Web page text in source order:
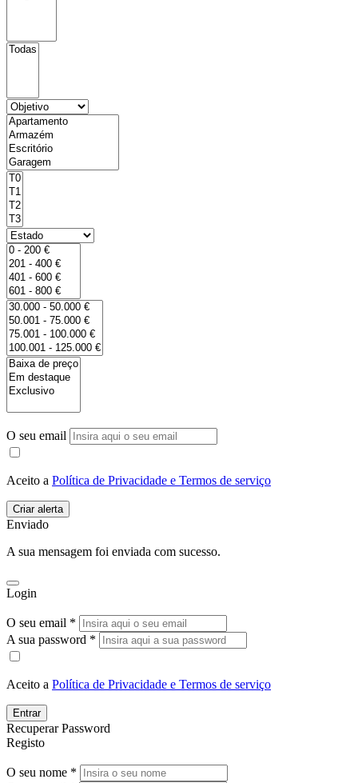
O seu email
Aceito a Política de Privacidade e Termos de serviço
Enviado
A sua mensagem foi enviada com sucesso.
Login
O seu email *
A sua password *
Aceito a Política de Privacidade e Termos de serviço
Entrar
Recuperar Password
Registo
O seu nome *